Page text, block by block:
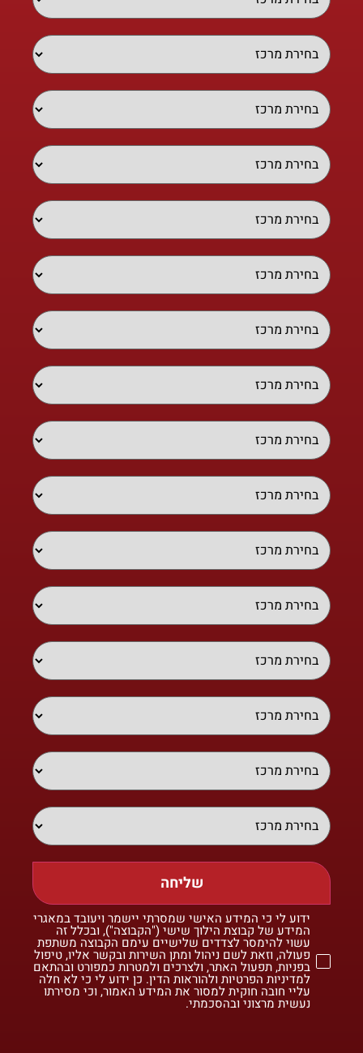
שליחה
ידוע לי כי המידע האישי שמסרתי יישמר ויעובד במאגרי
המידע של קבוצת הילוך שישי ("הקבוצה"), ובכלל זה
עשוי להימסר לצדדים שלישיים עימם הקבוצה משתפת
פעולה, וזאת לשם ניהול ומתן השירות ובקשר אליו, טיפול
בפניות, תפעול האתר, ולצרכים ולמטרות כמפורט ובהתאם
למדיניות הפרטיות ולהוראות הדין. כן ידוע לי כי לא חלה
עליי חובה חוקית למסור את המידע האמור, וכי מסירתו
נעשית מרצוני ובהסכמתי.